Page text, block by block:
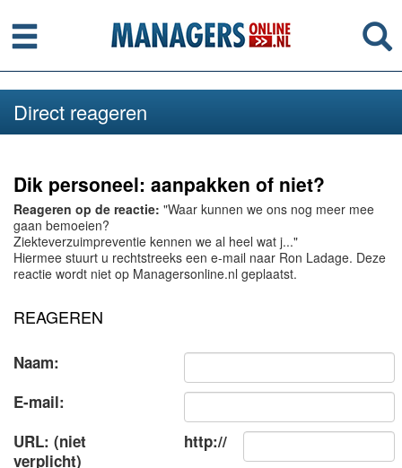
Menu
Direct reageren
Dik personeel: aanpakken of niet?
Reageren op de reactie: "Waar kunnen we ons nog meer mee
gaan bemoeien?
Ziekteverzuimpreventie kennen we al heel wat j..."
Hiermee stuurt u rechtstreeks een e-mail naar Ron Ladage. Deze
reactie wordt niet op Managersonline.nl geplaatst.
REAGEREN
Naam:
E-mail:
URL: (niet
verplicht)
http://